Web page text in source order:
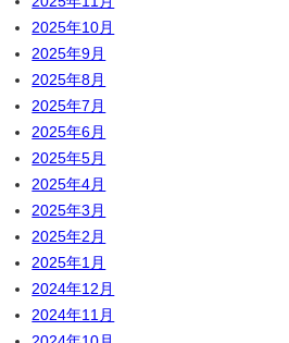
2025年10月
2025年9月
2025年8月
2025年7月
2025年6月
2025年5月
2025年4月
2025年3月
2025年2月
2025年1月
2024年12月
2024年11月